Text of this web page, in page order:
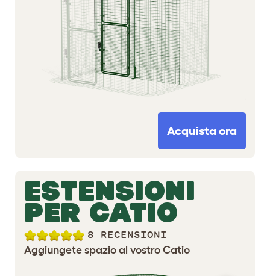
Acquista ora
ESTENSIONI
PER CATIO
8 RECENSIONI
Aggiungete spazio al vostro Catio